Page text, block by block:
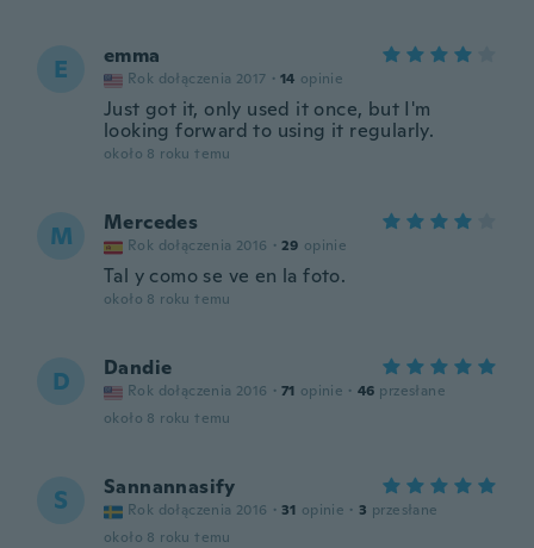
E emma
Rok dołączenia 2017 · 14 opinie
Just got it, only used it once, but I'm
looking forward to using it regularly.
około 8 roku temu
M Mercedes
Rok dołączenia 2016 · 29 opinie
Tal y como se ve en la foto.
około 8 roku temu
D Dandie
Rok dołączenia 2016 · 71 opinie · 46 przesłane
około 8 roku temu
S Sannannasify
Rok dołączenia 2016 · 31 opinie · 3 przesłane
około 8 roku temu